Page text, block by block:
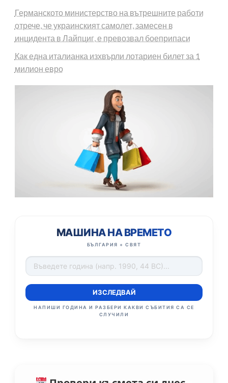
Германското министерство на вътрешните работи
отрече, че украинският самолет, замесен в
инцидента в Лайпциг, е превозвал боеприпаси
Как една италианка изхвърли лотариен билет за 1
милион евро
МАШИНА НА ВРЕМЕТО
БЪЛГАРИЯ + СВЯТ
ИЗСЛЕДВАЙ
НАПИШИ ГОДИНА И РАЗБЕРИ КАКВИ СЪБИТИЯ СА СЕ
СЛУЧИЛИ